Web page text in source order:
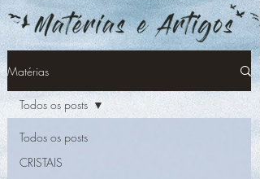
Matérias
Todos os posts
CRISTAIS
Todos os posts